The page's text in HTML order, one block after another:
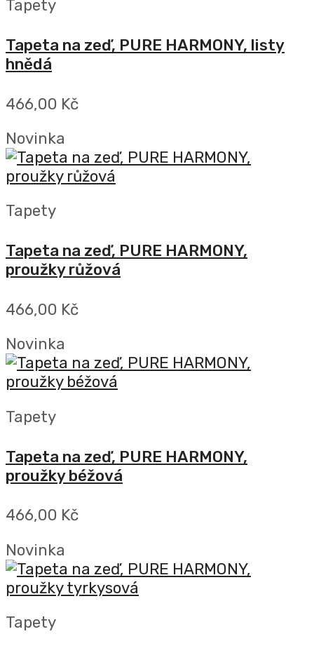
Tapety
Tapeta na zeď, PURE HARMONY, listy
hnědá
466,00 Kč
Novinka
Tapety
Tapeta na zeď, PURE HARMONY,
proužky růžová
466,00 Kč
Novinka
Tapety
Tapeta na zeď, PURE HARMONY,
proužky béžová
466,00 Kč
Novinka
Tapety